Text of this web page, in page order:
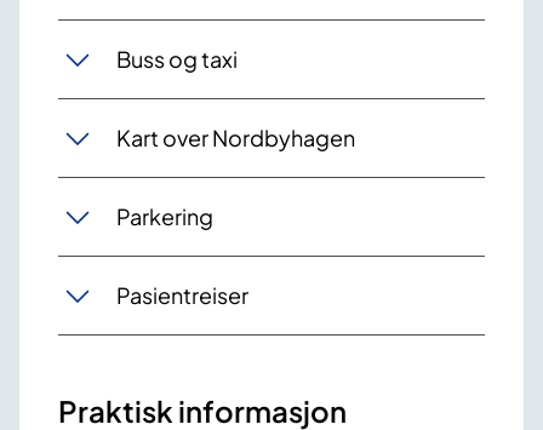
Buss og taxi
Kart over Nordbyhagen
Parkering
Pasientreiser
Praktisk informasjon